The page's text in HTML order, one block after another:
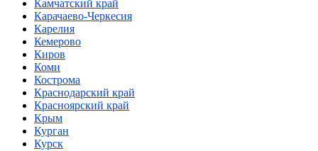
Камчатский край
Карачаево-Черкесия
Карелия
Кемерово
Киров
Коми
Кострома
Краснодарский край
Красноярский край
Крым
Курган
Курск